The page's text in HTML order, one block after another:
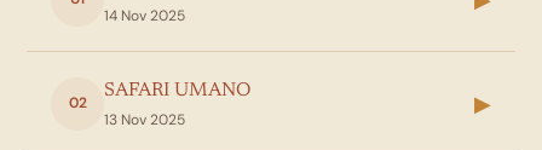
14 Nov 2025
02
SAFARI UMANO
13 Nov 2025
▶